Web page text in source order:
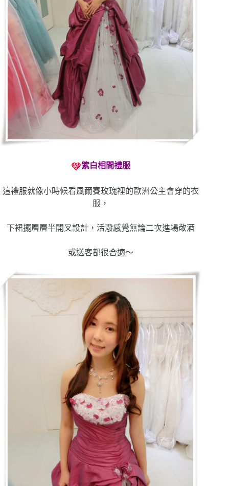
紫白相間禮服
這禮服就像小時候看風爾賽玫瑰裡的歐洲公主會穿的衣
服，
下裙擺層層半開叉設計，活潑感覺無論二次進場敬酒
或送客都很合適～